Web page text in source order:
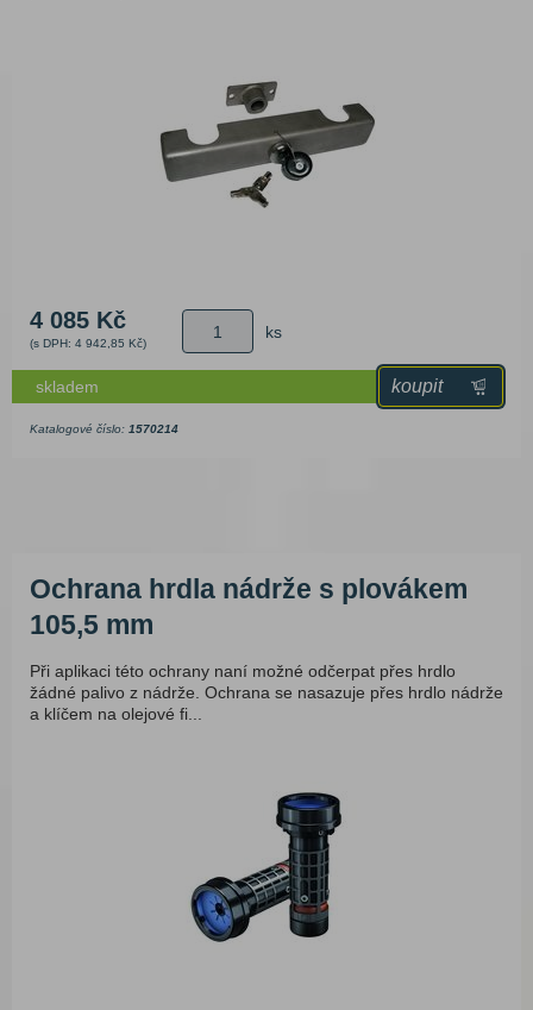
4 085 Kč
(s DPH: 4 942,85 Kč)
ks
skladem koupit
Katalogové číslo: 1570214
Ochrana hrdla nádrže s plovákem
105,5 mm
Při aplikaci této ochrany naní možné odčerpat přes hrdlo
žádné palivo z nádrže. Ochrana se nasazuje přes hrdlo nádrže
a klíčem na olejové fi...